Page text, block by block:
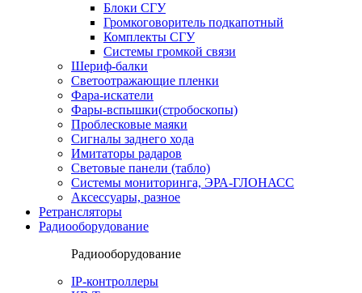
Блоки СГУ
Громкоговоритель подкапотный
Комплекты СГУ
Системы громкой связи
Шериф-балки
Светоотражающие пленки
Фара-искатели
Фары-вспышки(стробоскопы)
Проблесковые маяки
Сигналы заднего хода
Имитаторы радаров
Световые панели (табло)
Системы мониторинга, ЭРА-ГЛОНАСС
Аксессуары, разное
Ретрансляторы
Радиооборудование
Радиооборудование
IP-контроллеры